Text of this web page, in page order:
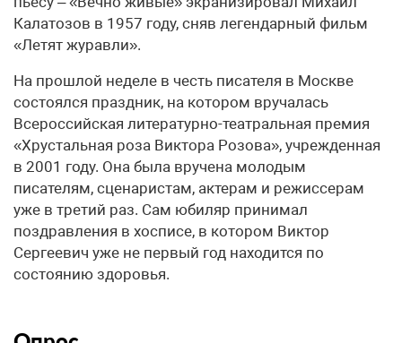
Калатозов в 1957 году, сняв легендарный фильм
«Летят журавли».
На прошлой неделе в честь писателя в Москве
состоялся праздник, на котором вручалась
Всероссийская литературно-театральная премия
«Хрустальная роза Виктора Розова», учрежденная
в 2001 году. Она была вручена молодым
писателям, сценаристам, актерам и режиссерам
уже в третий раз. Сам юбиляр принимал
поздравления в хосписе, в котором Виктор
Сергеевич уже не первый год находится по
состоянию здоровья.